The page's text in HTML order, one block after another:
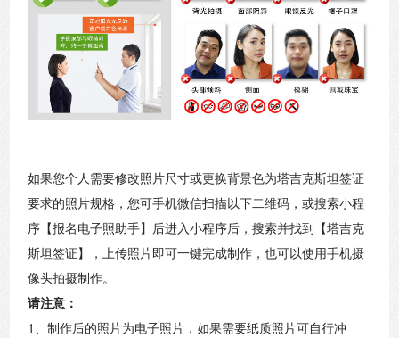
如果您个人需要修改照片尺寸或更换背景色为塔吉克斯坦签证
要求的照片规格，您可手机微信扫描以下二维码，或搜索小程
序【报名电子照助手】后进入小程序后，搜索并找到【塔吉克
斯坦签证】，上传照片即可一键完成制作，也可以使用手机摄
像头拍摄制作。
请注意：
1、制作后的照片为电子照片，如果需要纸质照片可自行冲